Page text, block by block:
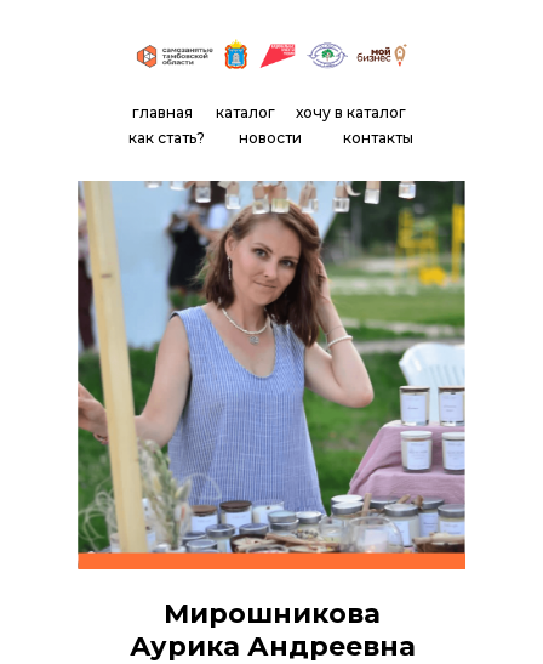
Мирошникова
Аурика Андреевна
главная
как стать?
каталог
новости
хочу в каталог
контакты